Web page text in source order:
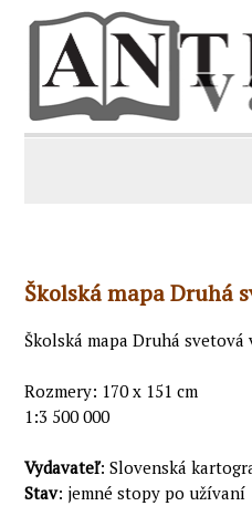
Školská mapa Druhá
Školská mapa Druhá svetová
Rozmery: 170 x 151 cm
1:3 500 000
Vydavateľ: Slovenská
Stav: jemné stopy po užívaní